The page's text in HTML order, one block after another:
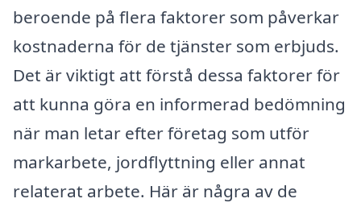
beroende på flera faktorer som påverkar
kostnaderna för de tjänster som erbjuds.
Det är viktigt att förstå dessa faktorer för
att kunna göra en informerad bedömning
när man letar efter företag som utför
markarbete, jordflyttning eller annat
relaterat arbete. Här är några av de